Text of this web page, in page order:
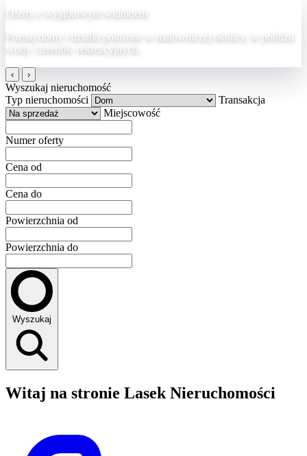
Oferty z wyjątkowym widokiem
Poznaj domy i działki położone w malowniczej okolicy, w pobliżu
wody i terenów rekreacyjnych.
‹ ›
Wyszukaj nieruchomość
Typ nieruchomości
Transakcja
Miejscowość
Numer oferty
Cena od
Cena do
Powierzchnia od
Powierzchnia do
Wyszukaj
Witaj na stronie Lasek Nieruchomości